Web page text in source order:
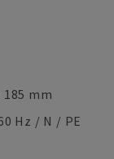
185 mm
Hz / N / PE